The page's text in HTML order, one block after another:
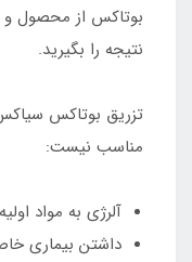
بوتاکس از محصول و
نتیجه را بگیرید.
تزریق بوتاکس
مناسب نیست:
آلرژی به مواد
داشتن بیماری